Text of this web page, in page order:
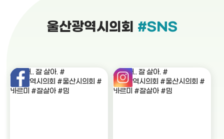
울산광역시의회 #SNS